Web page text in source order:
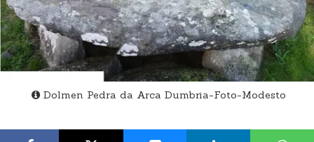
Dolmen Pedra da Arca Dumbria-Foto-Modesto